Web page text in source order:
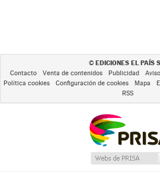
© EDICIONES EL PAÍS
Contacto Venta de contenidos Publicidad
Política cookies
Configuración de cookies Mapa
RSS